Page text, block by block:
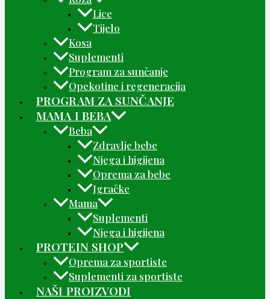
Lice
Tijelo
Kosa
Suplementi
Program za sunčanje
Opekotine i regeneracija
PROGRAM ZA SUNČANJE
MAMA I BEBA
Beba
Zdravlje bebe
Njega i higijena
Oprema za bebe
Igračke
Mama
Suplementi
Njega i higijena
PROTEIN SHOP
Oprema za sportiste
Suplementi za sportiste
NAŠI PROIZVODI